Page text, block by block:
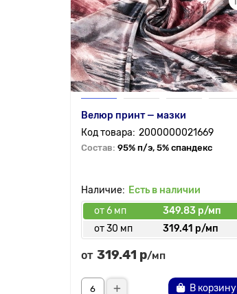
Велюр принт — мазки
2000000021669
Состав: 95% п/э, 5% спандекс
Есть в наличии
от 6 мп
349.83 р/мп
от 30 мп
319.41 р/мп
от 319.41 р/мп
В корзину